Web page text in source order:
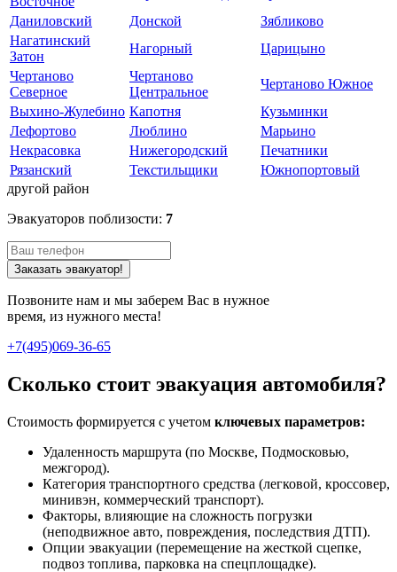
Даниловский
Донской
Зябликово
Нагатинский
Затон
Нагорный
Царицыно
Чертаново
Северное
Чертаново
Центральное
Чертаново Южное
Выхино-Жулебино Капотня
Кузьминки
Лефортово
Люблино
Марьино
Некрасовка
Нижегородский
Печатники
Рязанский
Текстильщики
Южнопортовый
другой район
Эвакуаторов поблизости: 7
Заказать эвакуатор!
Позвоните нам и мы заберем Вас в нужное
время, из нужного места!
+7(495)069-36-65
Сколько стоит эвакуация автомобиля?
Стоимость формируется с учетом ключевых параметров:
Удаленность маршрута (по Москве, Подмосковью,
межгород).
Категория транспортного средства (легковой, кроссовер,
минивэн, коммерческий транспорт).
Факторы, влияющие на сложность погрузки
(неподвижное авто, повреждения, последствия ДТП).
Опции эвакуации (перемещение на жесткой сцепке,
подвоз топлива, парковка на спецплощадке).